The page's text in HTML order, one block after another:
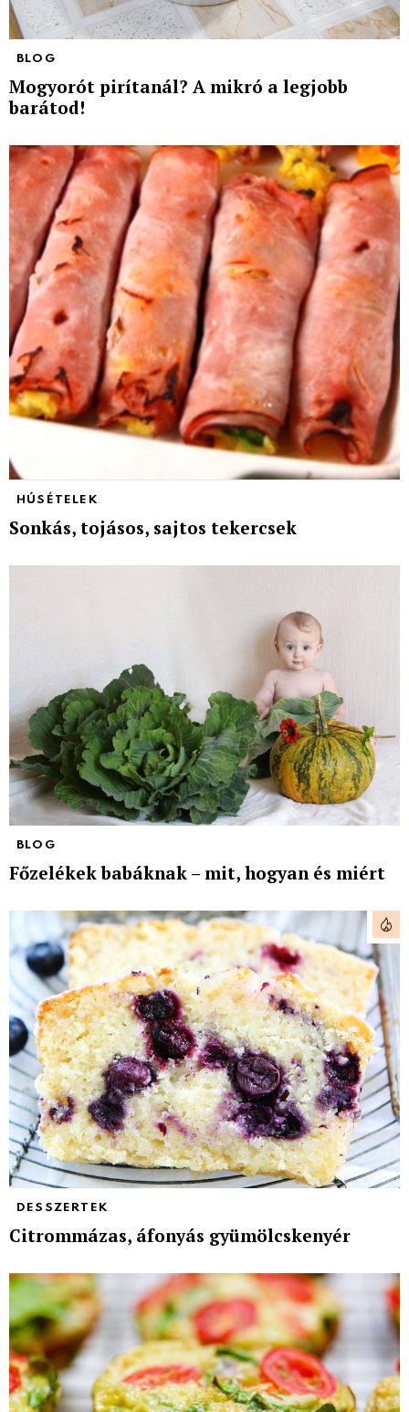
BLOG
Mogyorót pirítanál? A mikró a legjobb
barátod!
HÚSÉTELEK
Sonkás, tojásos, sajtos tekercsek
BLOG
Főzelékek babáknak – mit, hogyan és miért
DESSZERTEK
Citrommázas, áfonyás gyümölcskenyér